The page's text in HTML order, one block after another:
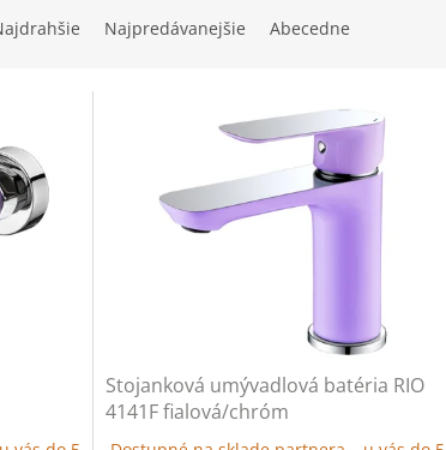
Najpredávanejšie Abecedne
Stojanková umývadlová batéria RIO
4141F fialová/chróm